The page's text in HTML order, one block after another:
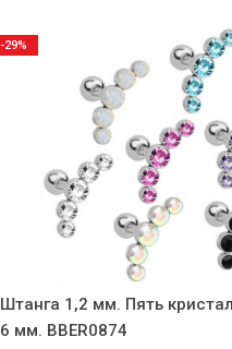
Штанга 1,2 мм. Пять
6 мм. BBER0874
-29%